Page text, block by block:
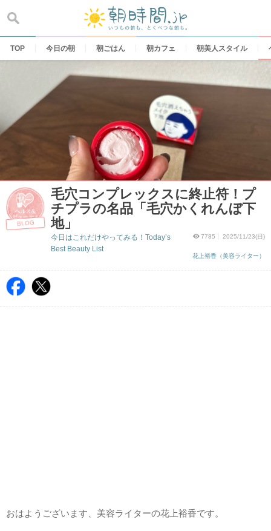
content
TOP 今日の朝 朝ごはん 朝カフェ 朝美人スタイル
BLOG
毛穴コンプレックスに終止符！プ
チプラの名品「毛穴かくれんぼ下
地」
7785 2025/11/23(日)
花上裕香（美容ライター）
今日はこれだけやってみる！Today’s
Best Beauty List
おはようございます、美容ライターの花上裕香です。